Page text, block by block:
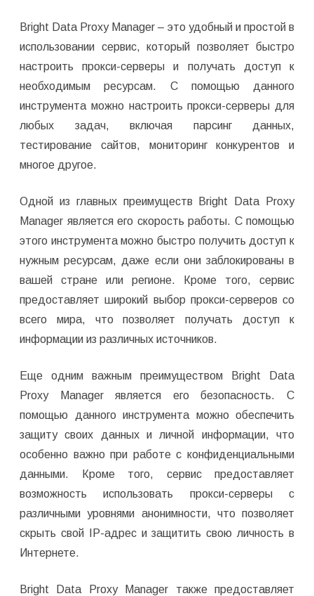
Bright Data Proxy Manager – это удобный и простой в
использовании сервис, который позволяет быстро
настроить прокси-серверы и получать доступ к
необходимым ресурсам. С помощью данного
инструмента можно настроить прокси-серверы для
любых задач, включая парсинг данных,
тестирование сайтов, мониторинг конкурентов и
многое другое.
Одной из главных преимуществ Bright Data Proxy
Manager является его скорость работы. С помощью
этого инструмента можно быстро получить доступ к
нужным ресурсам, даже если они заблокированы в
вашей стране или регионе. Кроме того, сервис
предоставляет широкий выбор прокси-серверов со
всего мира, что позволяет получать доступ к
информации из различных источников.
Еще одним важным преимуществом Bright Data
Proxy Manager является его безопасность. С
помощью данного инструмента можно обеспечить
защиту своих данных и личной информации, что
особенно важно при работе с конфиденциальными
данными. Кроме того, сервис предоставляет
возможность использовать прокси-серверы с
различными уровнями анонимности, что позволяет
скрыть свой IP-адрес и защитить свою личность в
Интернете.
Bright Data Proxy Manager также предоставляет